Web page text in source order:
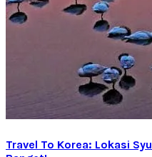
Travel To Korea: Lokasi